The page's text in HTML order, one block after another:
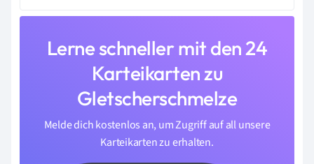
Lerne schneller mit den 24
Karteikarten zu
Gletscherschmelze
Melde dich kostenlos an, um Zugriff auf all unsere
Karteikarten zu erhalten.